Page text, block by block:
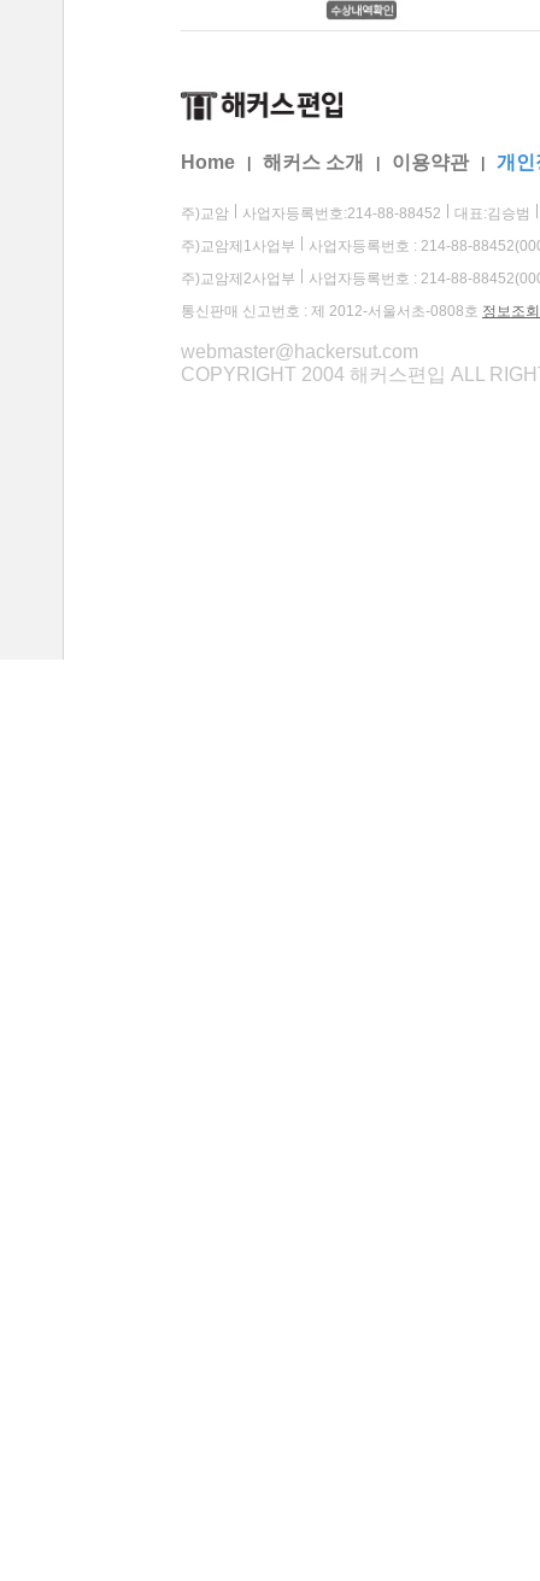
Home 해커스 소개 이용약관 개인
주)교암 사업자등록번호:214-88-88452
대표:김승범
주)교암제1사업부
사업자등록번호 : 214-88-
주)교암제2사업부
사업자등록번호 : 214-88-
통신판매 신고번호 : 제 2012-서울서초-0808호 정보조회
webmaster@hackersut.com
COPYRIGHT 2004 해커스편입 ALL